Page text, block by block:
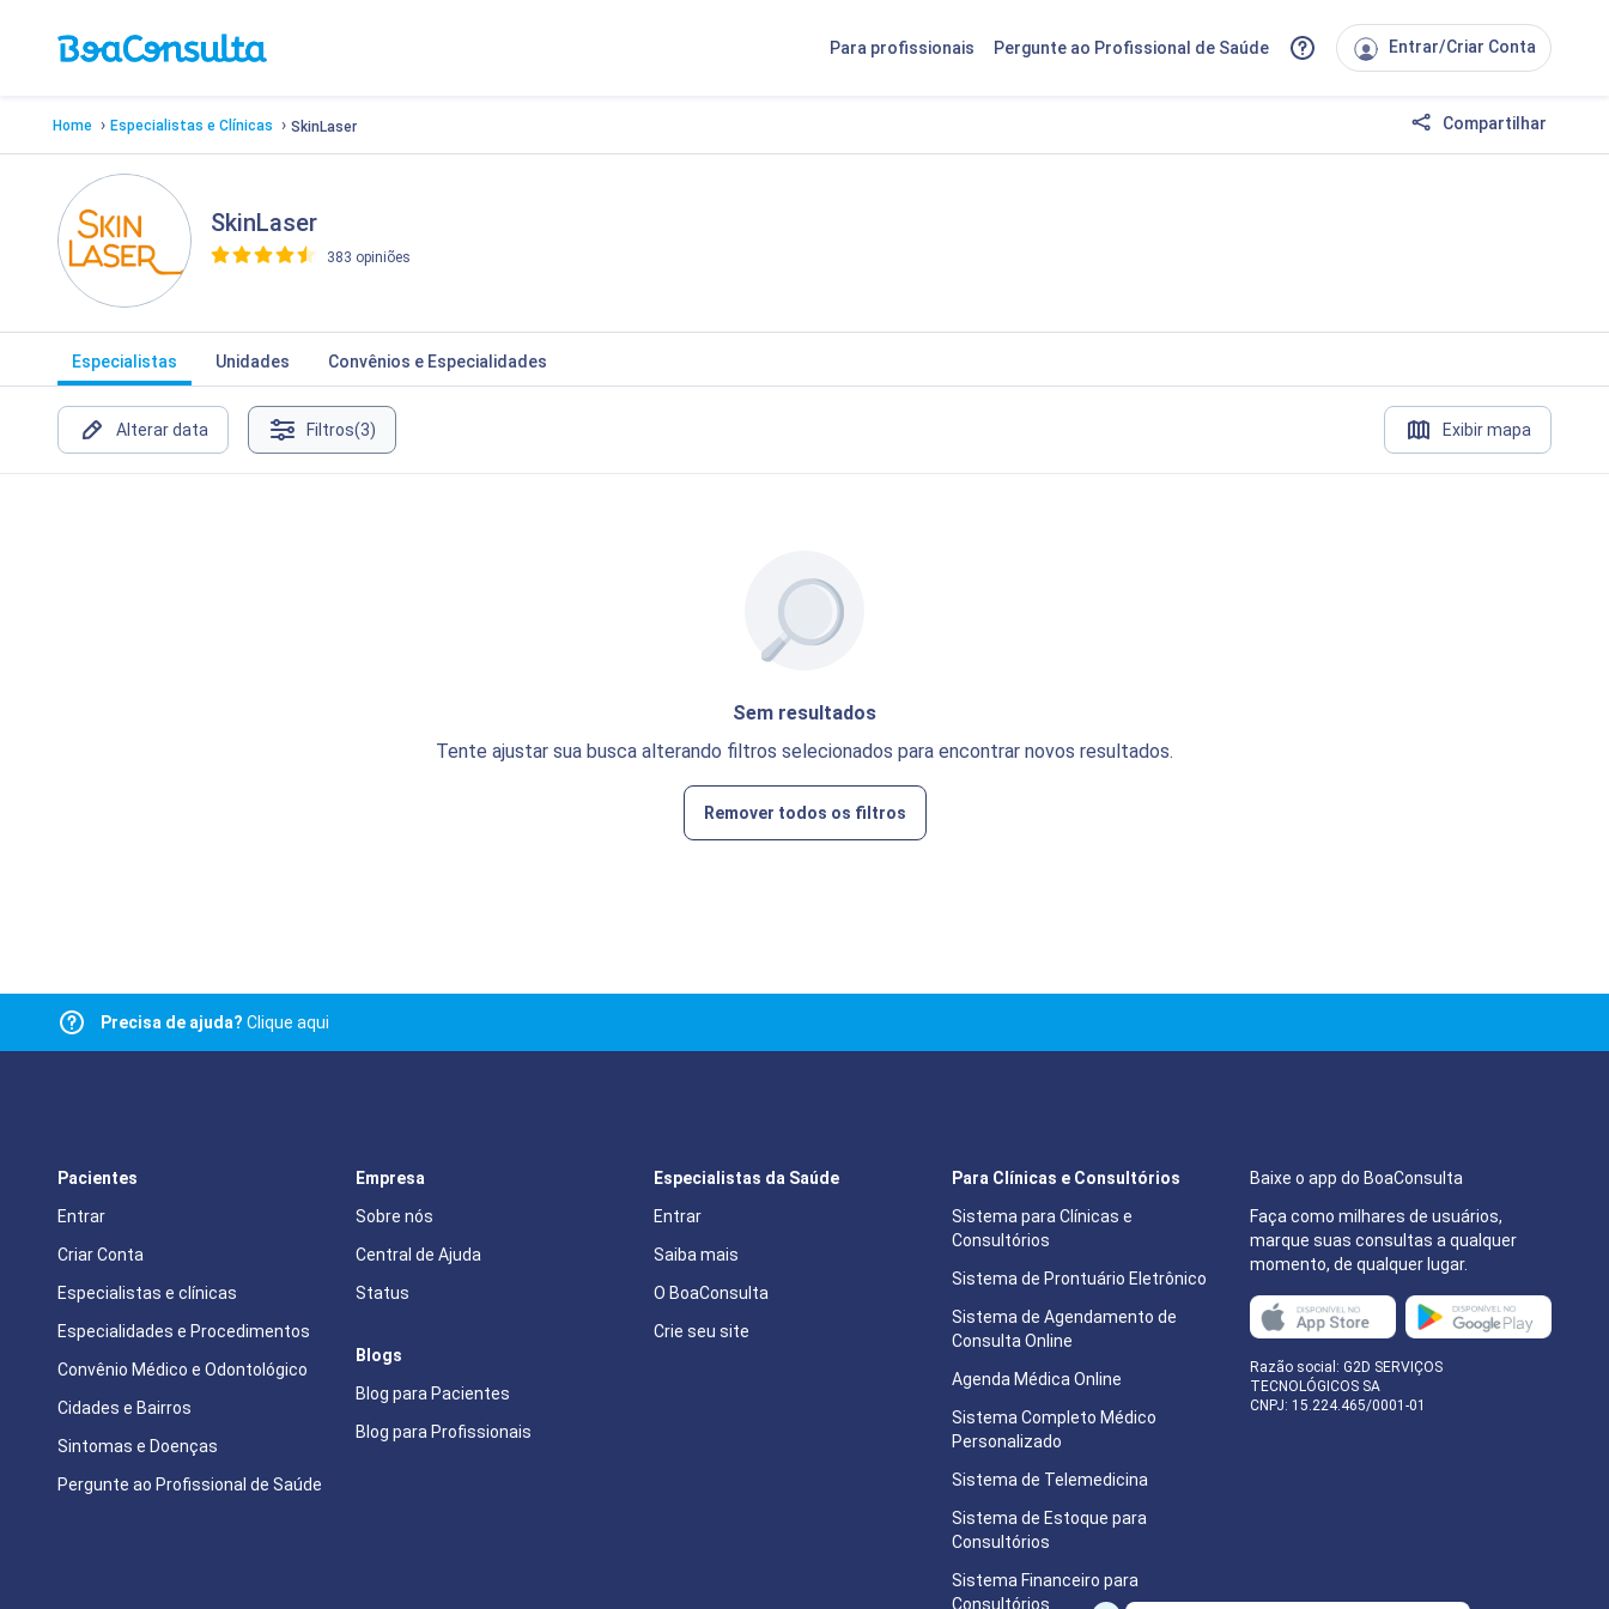
Para profissionais Pergunte ao Profissional de Saúde Entrar/Criar Conta
Home › Especialistas e Clínicas › SkinLaser Compartilhar
SkinLaser
383 opiniões
Especialistas Unidades Convênios e Especialidades
Alterar data Filtros(3) Exibir mapa
Sem resultados
Tente ajustar sua busca alterando filtros selecionados para encontrar novos resultados.
Remover todos os filtros
Precisa de ajuda? Clique aqui
Baixe o app do BoaConsulta
Faça como milhares de usuários,
marque suas consultas a qualquer
momento, de qualquer lugar.
Razão social: G2D SERVIÇOS
TECNOLÓGICOS SA
CNPJ: 15.224.465/0001-01
Pacientes
Entrar
Criar Conta
Especialistas e clínicas
Especialidades e Procedimentos
Convênio Médico e Odontológico
Cidades e Bairros
Sintomas e Doenças
Pergunte ao Profissional de Saúde
Empresa
Sobre nós
Central de Ajuda
Status
Blogs
Blog para Pacientes
Blog para Profissionais
Especialistas da Saúde
Entrar
Saiba mais
O BoaConsulta
Crie seu site
Para Clínicas e Consultórios
Sistema para Clínicas e
Consultórios
Sistema de Prontuário Eletrônico
Sistema de Agendamento de
Consulta Online
Agenda Médica Online
Sistema Completo Médico
Personalizado
Sistema de Telemedicina
Sistema de Estoque para
Consultórios
Sistema Financeiro para
Consultórios